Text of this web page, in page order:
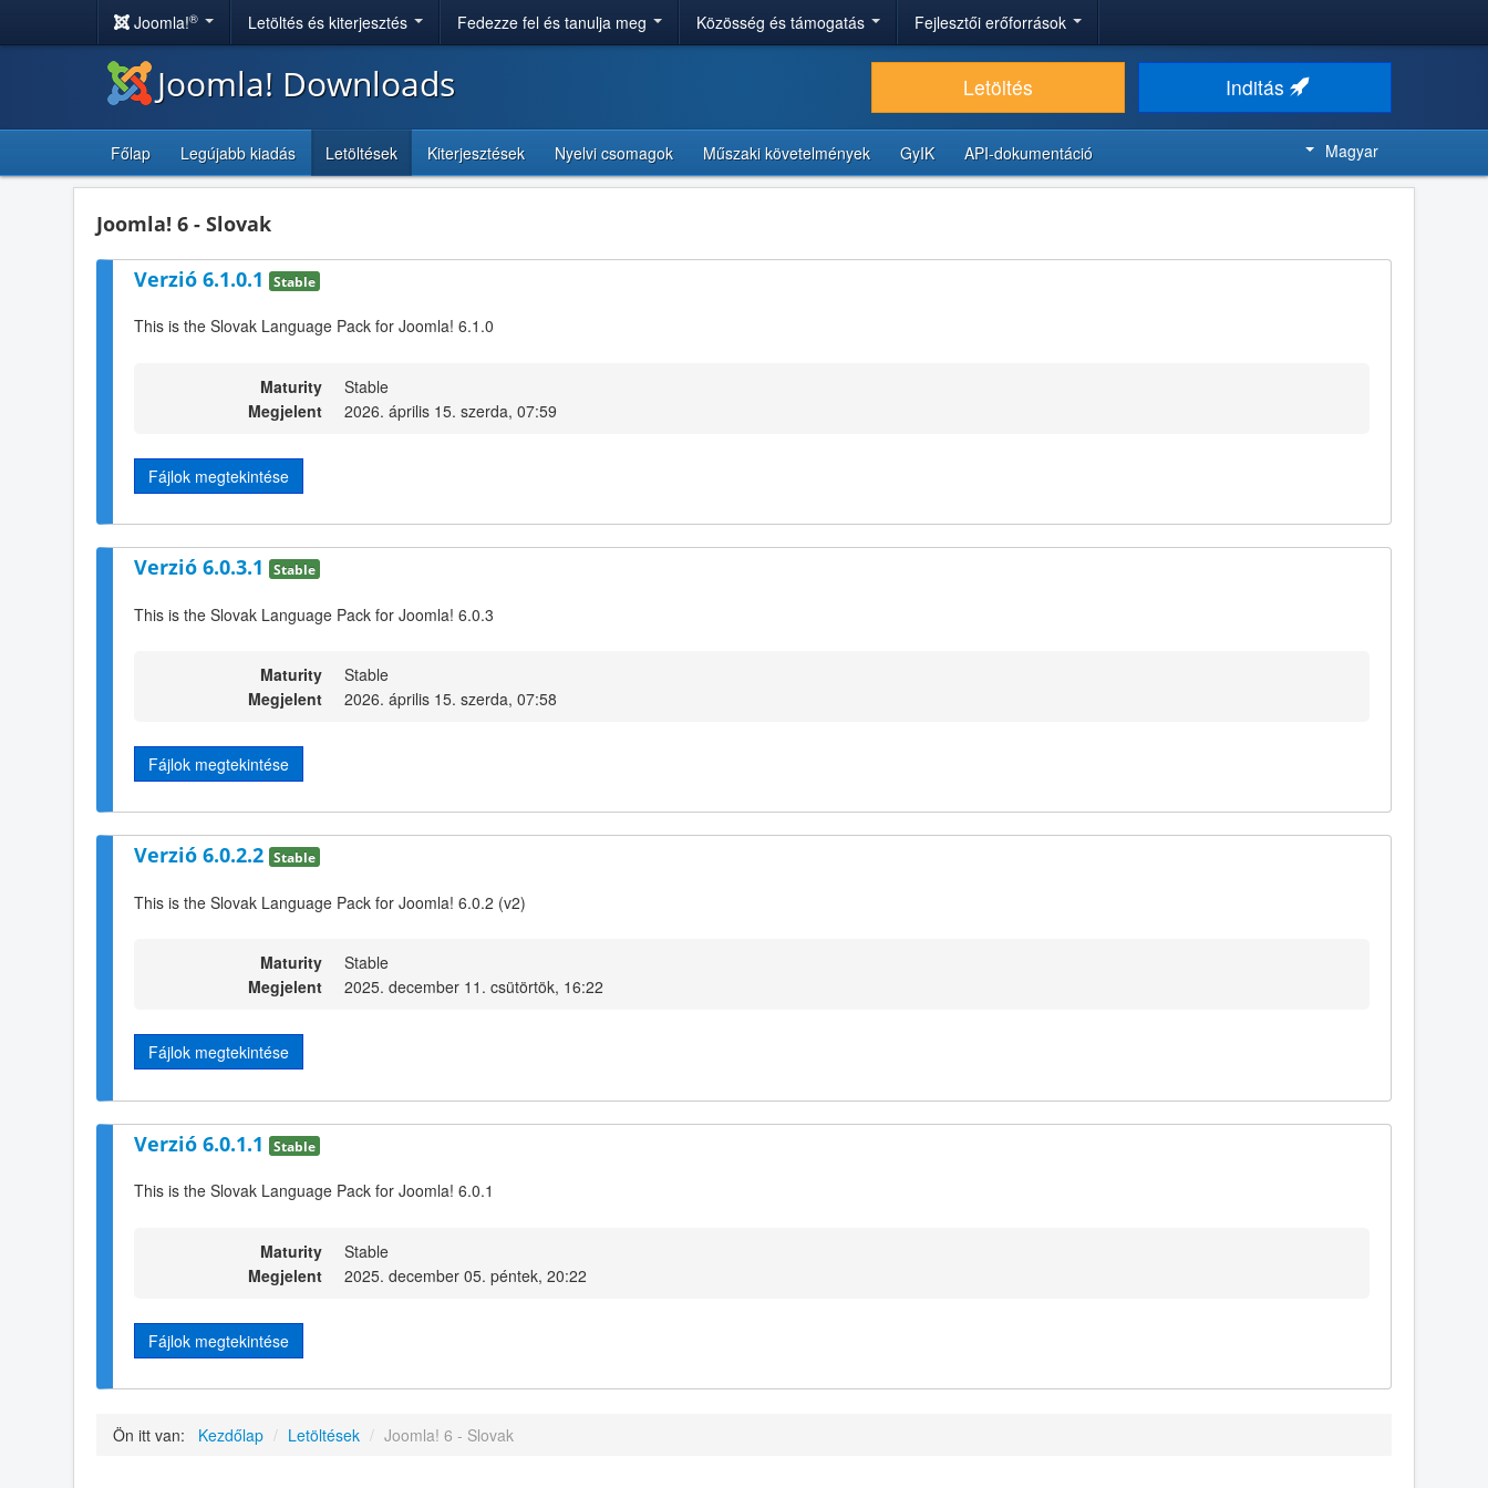
Joomla!® Letöltés és kiterjesztés Fedezze fel és tanulja meg Közösség és támogatás Fejlesztői erőforrások
Joomla! Downloads Letöltés Inditás
Főlap Legújabb kiadás Letöltések Kiterjesztések Nyelvi csomagok Műszaki követelmények GyIK API-dokumentáció Magyar
Joomla! 6 - Slovak
Verzió 6.1.0.1 Stable
This is the Slovak Language Pack for Joomla! 6.1.0
Maturity
Stable
Megjelent
2026. április 15. szerda, 07:59
Fájlok megtekintése
Verzió 6.0.3.1 Stable
This is the Slovak Language Pack for Joomla! 6.0.3
Maturity
Stable
Megjelent
2026. április 15. szerda, 07:58
Fájlok megtekintése
Verzió 6.0.2.2 Stable
This is the Slovak Language Pack for Joomla! 6.0.2 (v2)
Maturity
Stable
Megjelent
2025. december 11. csütörtök, 16:22
Fájlok megtekintése
Verzió 6.0.1.1 Stable
This is the Slovak Language Pack for Joomla! 6.0.1
Maturity
Stable
Megjelent
2025. december 05. péntek, 20:22
Fájlok megtekintése
Ön itt van: Kezdőlap / Letöltések / Joomla! 6 - Slovak